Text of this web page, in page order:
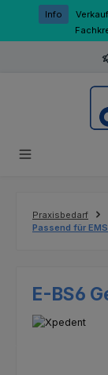
Zum Hauptinhalt
Info
Praxisbedarf
Passend für
E-BS6
Bildergalerie